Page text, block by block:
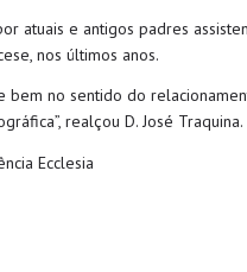
atuais e antigos padres
nos últimos anos.
bem no sentido do
realçou D. José Traquina.
Ecclesia